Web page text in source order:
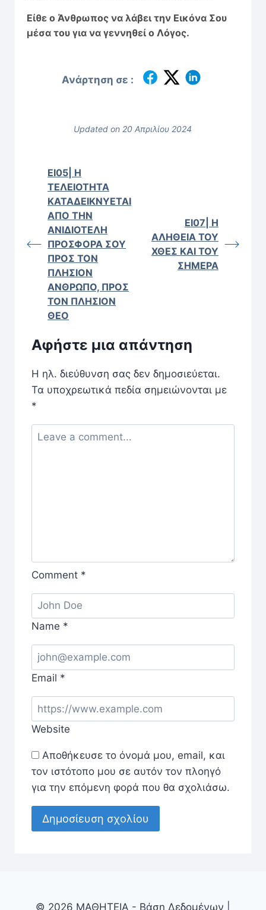
Είθε ο Άνθρωπος να λάβει την Εικόνα Σου
μέσα του για να γεννηθεί ο Λόγος.
Ανάρτηση σε :
Updated on 20 Απριλίου 2024
ΕΙ05| Η
ΤΕΛΕΙΟΤΗΤΑ
ΚΑΤΑΔΕΙΚΝΥΕΤΑΙ
ΑΠΟ ΤΗΝ
ΑΝΙΔΙΟΤΕΛΗ
ΠΡΟΣΦΟΡΑ ΣΟΥ
ΠΡΟΣ ΤΟΝ
ΠΛΗΣΙΟΝ
ΑΝΘΡΩΠΟ, ΠΡΟΣ
ΤΟΝ ΠΛΗΣΙΟΝ
ΘΕΟ
ΕΙ07| Η
ΑΛΗΘΕΙΑ ΤΟΥ
ΧΘΕΣ ΚΑΙ ΤΟΥ
ΣΗΜΕΡΑ
Αφήστε μια απάντηση
Η ηλ. διεύθυνση σας δεν δημοσιεύεται.
Τα υποχρεωτικά πεδία σημειώνονται με
*
Comment *
Name *
Email *
Website
Αποθήκευσε το όνομά μου, email, και
τον ιστότοπο μου σε αυτόν τον πλοηγό
για την επόμενη φορά που θα σχολιάσω.
© 2026 ΜΑΘΗΤΕΙΑ - Βάση Δεδομένων |